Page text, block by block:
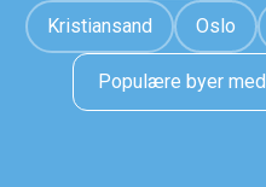
Kristiansand Oslo
Populære byer